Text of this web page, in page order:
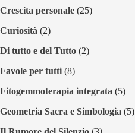
Crescita personale (25)
Curiosità (2)
Di tutto e del Tutto (2)
Favole per tutti (8)
Fitogemmoterapia integrata (5)
Geometria Sacra e Simbologia (5)